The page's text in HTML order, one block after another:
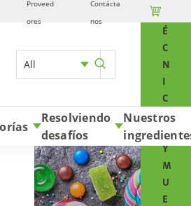
Proveed
ores
Contácta
nos

All
É
C
N
I
C
O
S
Y
M
U
E
Skip to content
Resolviendo
desafíos
Nuestros